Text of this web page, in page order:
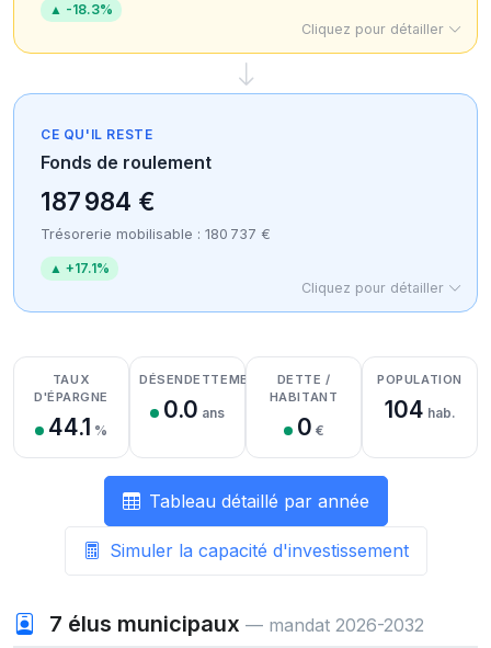
▲ -18.3%
Cliquez pour détailler
CE QU'IL RESTE
Fonds de roulement
187 984 €
Trésorerie mobilisable : 180 737 €
▲ +17.1%
Cliquez pour détailler
Détail des recettes
Détail des dépenses
Détail de la trésorerie
TAUX
D'ÉPARGNE
44.1 %
DÉSENDETTEMENT
0.0 ans
DETTE /
HABITANT
0 €
POPULATION
104 hab.
Tableau détaillé par année
Simuler la capacité d'investissement
7 élus municipaux — mandat 2026-2032